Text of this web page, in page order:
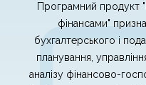
Програмний продукт
фінансами"
бухгалтерського і
планування,
аналізу фінансово-